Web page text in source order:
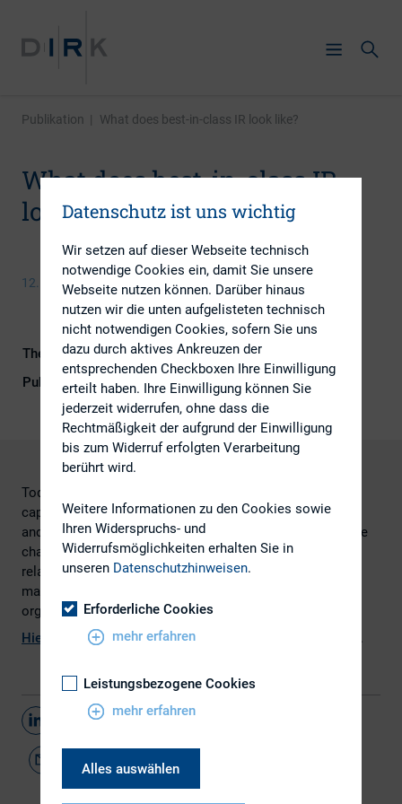
Publikation | What does best-in-class IR look like?
What does best-in-class IR
look like?
12. Mai 2016
Themengebiet
IR-Kompetenz
Publikationsform
Externe Publikationen
Today’s companies operate in an environment of global
capital markets and ever-closer scrutiny from regulators
and activist shareholders. To deal successfully with these
challenges, it is critical that IR has excellent external
relationships with investors, analysts and the capital
market community, but also that it is appropriately
organized to meet these demands.
Hier
finden Sie den vollständigen Artikel von
Teilen
Datenschutz ist uns wichtig
Wir setzen auf dieser Webseite technisch
notwendige Cookies ein, damit Sie unsere
Webseite nutzen können. Darüber hinaus
nutzen wir die unten aufgelisteten technisch
nicht notwendigen Cookies, sofern Sie uns
dazu durch aktives Ankreuzen der
entsprechenden Checkboxen Ihre Einwilligung
erteilt haben. Ihre Einwilligung können Sie
jederzeit widerrufen, ohne dass die
Rechtmäßigkeit der aufgrund der Einwilligung
bis zum Widerruf erfolgten Verarbeitung
berührt wird.
Weitere Informationen zu den Cookies sowie
Ihren Widerspruchs- und
Widerrufsmöglichkeiten erhalten Sie in
unseren Datenschutzhinweisen.
Erforderliche Cookies
mehr erfahren
Leistungsbezogene Cookies
mehr erfahren
Alles auswählen